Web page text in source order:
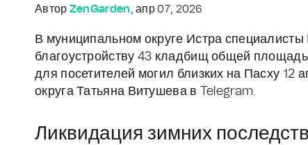
Автор ZenGarden, апр 07, 2026
В муниципальном округе Истра
благоустройству 43 кладбищ общей
для посетителей могил близких на Пасху
округа Татьяна Витушева в Telegram.
Ликвидация зимних